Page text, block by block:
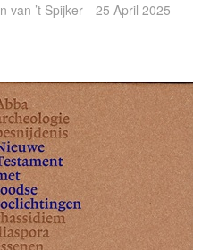
van ’t Spijker 25 April 2025